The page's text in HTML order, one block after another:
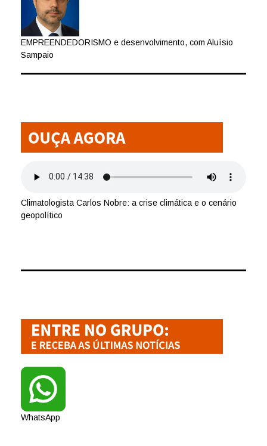
EMPREENDEDORISMO e desenvolvimento, com Aluísio
Sampaio
Climatologista Carlos Nobre: a crise climática e o cenário
geopolítico
WhatsApp